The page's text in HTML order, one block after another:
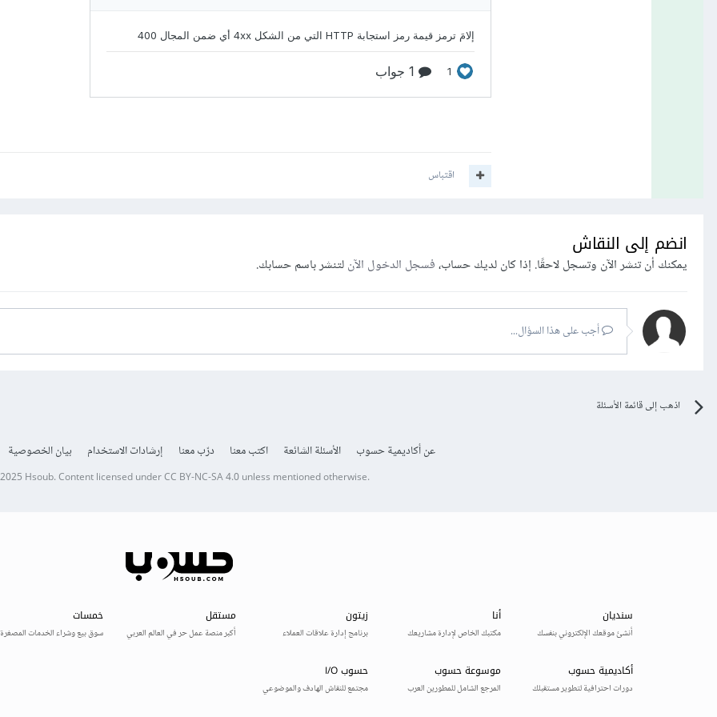
اقتباس
انضم إلى النقاش
يمكنك أن تنشر الآن وتسجل لاحقًا. إذا كان لديك حساب،فسجل الدخول الآنلتنشر باسم حسابك.
أجب على هذا السؤال...
اذهب إلى قائمة الأسئلة
عن أكاديمية حسوب الأسئلة الشائعة اكتب معنا درّب معنا إرشادات الاستخدام بيان الخصوصية
Hsoub.Content licensed underCC BY-NC-SA 4.0unless mentioned otherwise.